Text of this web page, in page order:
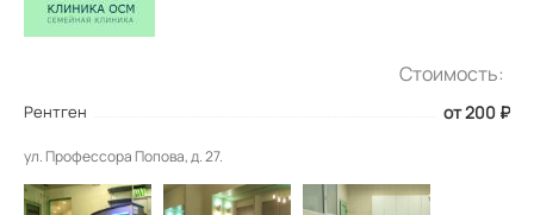
Стоимость:
Рентген от 200 ₽
ул. Профессора Попова, д. 27.